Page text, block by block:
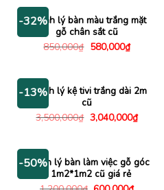
-32%
Thanh lý bàn màu trắng mặt
gỗ chân sắt cũ
850,000₫ Giá
580,000₫Giá
hiện
-13%
Thanh lý kệ tivi trắng dài 2m
cũ
3,500,000₫ Giá
gốc
3,040,000₫Giá
hiện
-50%
Thanh lý bàn làm việc gỗ góc
L 1m2*1m2 cũ giá rẻ